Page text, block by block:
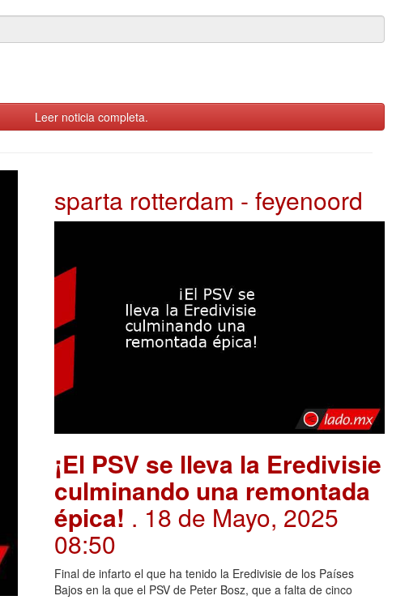
Leer noticia completa.
sparta rotterdam - feyenoord
¡El PSV se lleva la Eredivisie
culminando una remontada
épica! . 18 de Mayo, 2025
08:50
Final de infarto el que ha tenido la Eredivisie de los Países
Bajos en la que el PSV de Peter Bosz, que a falta de cinco